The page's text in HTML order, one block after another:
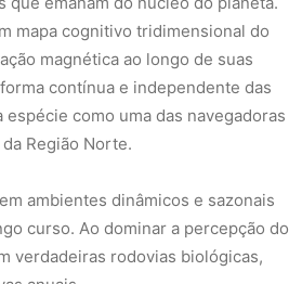
mapa cognitivo tridimensional do
magnética ao longo de suas
contínua e independente das
como uma das navegadoras
Região Norte.
ambientes dinâmicos e sazonais
curso. Ao dominar a percepção do
verdadeiras rodovias biológicas,